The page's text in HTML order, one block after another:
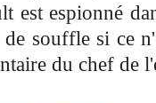
est espionné
souffle si ce
du chef de